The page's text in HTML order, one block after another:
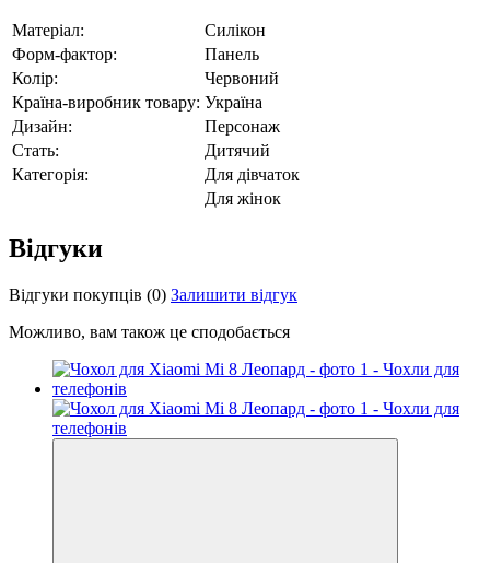
Матеріал:
Силікон
Форм-фактор:
Панель
Колір:
Червоний
Країна-виробник товару: Україна
Дизайн:
Персонаж
Стать:
Дитячий
Категорія:
Для дівчаток
Для жінок
Відгуки
Відгуки покупців (0) Залишити відгук
Можливо, вам також це сподобається